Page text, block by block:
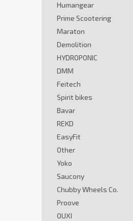
Humangear
Prime Scootering
Maraton
Demolition
HYDROPONIC
DMM
Feitech
Spirit bikes
Bavar
REKD
EasyFit
Other
Yoko
Saucony
Chubby Wheels Co.
Proove
OUXI